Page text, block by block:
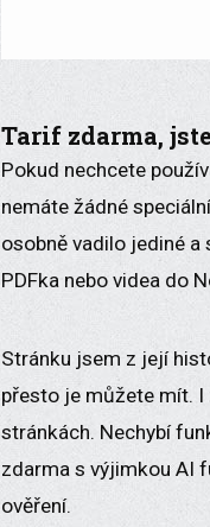
Tarif zdarma,
Pokud nechcete
nemáte žádné
osobně vadilo jediné a
PDFka nebo videa do
Stránku jsem z její
přesto je můžete mít. I
stránkách. Nechybí
zdarma s výjimkou AI
ověření.